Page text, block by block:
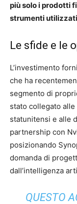
più solo i prodotti
strumenti
Le sfide e le
L’investimento
che ha
segmento di
stato collegato
statunitensi e alle
partnership con
posizionando
domanda di
dall’intelligenza
QUESTO